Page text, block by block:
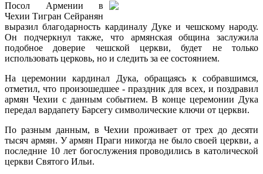
Посол Армении в
Чехии Тигран Сейранян
выразил благодарность кардиналу Дуке и чешскому народу.
Он подчеркнул также, что армянская община заслужила
подобное доверие чешской церкви, будет не только
использовать церковь, но и следить за ее состоянием.
На церемонии кардинал Дука, обращаясь к собравшимся,
отметил, что произошедшее - праздник для всех, и поздравил
армян Чехии с данным событием. В конце церемонии Дука
передал вардапету Барсегу символические ключи от церкви.
По разным данным, в Чехии проживает от трех до десяти
тысяч армян. У армян Праги никогда не было своей церкви, а
последние 10 лет богослужения проводились в католической
церкви Святого Ильи.